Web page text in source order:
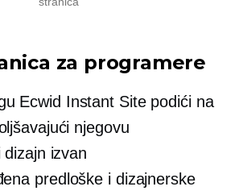
za programere
Ecwid Instant Site podići na
njegovu
izvan
predloške i dizajnerske